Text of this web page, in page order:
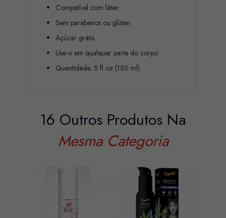
Compatível com látex
Sem parabenos ou glúten
Açúcar grátis
Use-o em qualquer parte do corpo
Quantidade: 5 fl oz (150 ml)
16 Outros Produtos Na
Mesma Categoria